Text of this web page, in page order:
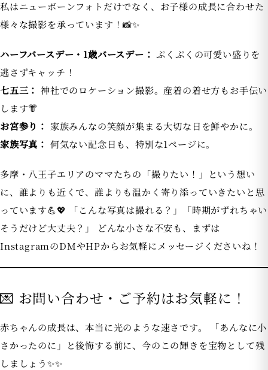
私はニューボーンフォトだけでなく、お子様の成長に合わせた
様々な撮影を承っています！📸✨
ハーフバースデー・1歳バースデー： ぷくぷくの可愛い盛りを
逃さずキャッチ！
七五三： 神社でのロケーション撮影。産着の着せ方もお手伝い
します👘
お宮参り： 家族みんなの笑顔が集まる大切な日を鮮やかに。
家族写真： 何気ない記念日も、特別な1ページに。
多摩・八王子エリアのママたちの「撮りたい！」という想い
に、誰よりも近くで、誰よりも温かく寄り添っていきたいと思
っています💪💖 「こんな写真は撮れる？」「時期がずれちゃい
そうだけど大丈夫？」 どんな小さな不安も、まずは
InstagramのDMやHPからお気軽にメッセージくださいね！
💌 お問い合わせ・ご予約はお気軽に！
赤ちゃんの成長は、本当に光のような速さです。 「あんなに小
さかったのに」と後悔する前に、今のこの輝きを宝物として残
しましょう✨✨